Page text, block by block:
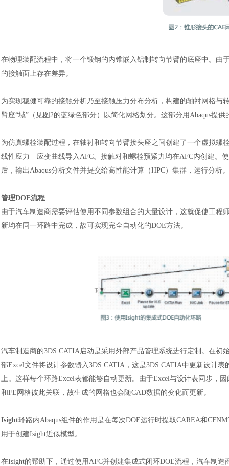
在物理装配流程中，将一个锻钢的内锥嵌入铝制转向节臂的底座中。
的接触面上存在差异。
为实现稳健可靠的接触分析乃至接触压力分布分析，构建的轴衬网格
臂座“域”（见图2的蓝绿色部分）以简化网格划分。这部分用Abaqus提
为仿真螺栓装配过程，在轴衬和转向节臂接头座之间创建了一个虚拟
线性应力—应变曲线导入AFC。接触对和螺栓预紧力均在AFC内创建。
后，输出Abaqus分析文件并提交给高性能计算（HPC）集群，运行分析。
管理DOE流程
由于汽车制造商需要评估使用不同参数组合的大量设计，这就促使工程
新均在同一环路中完成，故可实现完全自动化的DOE方法。
汽车制造商的3DS CATIA启动是采用外部产品管理系统进行定制。在初
部Excel文件将设计参数馈入3DS CATIA，这是3DS CATIA中更新设计
上。这样每个环路Excel表都能够自动更新。由于Excel与设计表同步，
和FE网格彼此关联，故生成的网格也会随CAD数据的变化而更新。
Isight环路内Abaqus组件的作用是在每次DOE运行时提取CAREA和
用于创建Isight近似模型。
在Isight的帮助下，通过使用AFC并创建集成式闭环DOE流程， 汽车制造